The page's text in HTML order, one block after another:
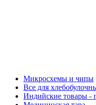
Микросхемы и чипы
Все для
Индийские товары -